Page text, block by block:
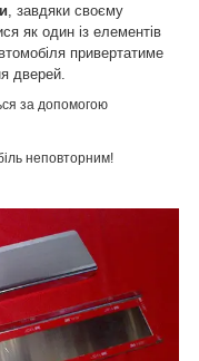
, завдяки своєму
як один із елементів
привертатиме
дверей.
за допомогою
неповторним!